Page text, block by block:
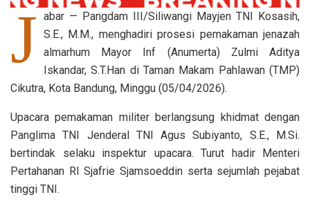
J abar — Pangdam III/Siliwangi Mayjen TNI Kosasih,
S.E., M.M., menghadiri prosesi pemakaman jenazah
almarhum Mayor Inf (Anumerta) Zulmi Aditya
Iskandar, S.T.Han di Taman Makam Pahlawan (TMP)
Cikutra, Kota Bandung, Minggu (05/04/2026).
Upacara pemakaman militer berlangsung khidmat dengan
Panglima TNI Jenderal TNI Agus Subiyanto, S.E., M.Si.
bertindak selaku inspektur upacara. Turut hadir Menteri
Pertahanan RI Sjafrie Sjamsoeddin serta sejumlah pejabat
tinggi TNI.